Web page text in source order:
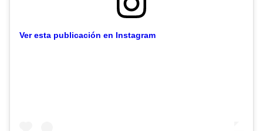
Ver esta publicación en Instagram